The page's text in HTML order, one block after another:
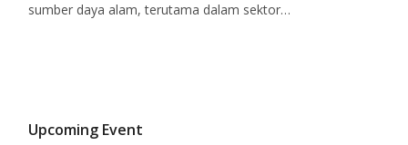
sumber daya alam, terutama dalam sektor…
Upcoming Event